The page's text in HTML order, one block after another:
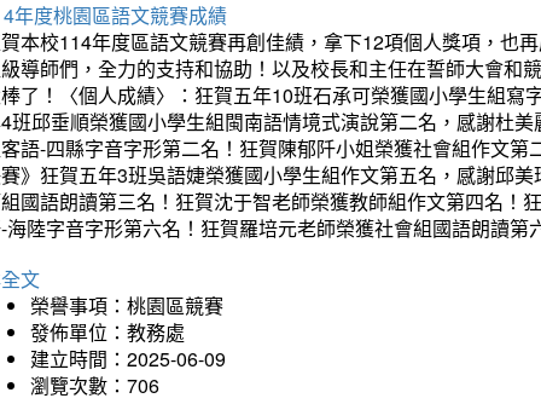
年度桃園區語文競賽成績
本校114年度區語文競賽再創佳績，拿下12項個人獎項，也
導師們，全力的支持和協助！以及校長和主任在誓師大會和
了！〈個人成績〉：狂賀五年10班石承可榮獲國小學生組
班邱垂順榮獲國小學生組閩南語情境式演說第二名，感謝杜
語-四縣字音字形第二名！狂賀陳郁阡小姐榮獲社會組作文
》狂賀五年3班吳語婕榮獲國小學生組作文第五名，感謝邱
國語朗讀第三名！狂賀沈于智老師榮獲教師組作文第四名！
海陸字音字形第六名！狂賀羅培元老師榮獲社會組國語朗讀
文
榮譽事項：桃園區競賽
發佈單位：教務處
建立時間：2025-06-09
瀏覽次數：706